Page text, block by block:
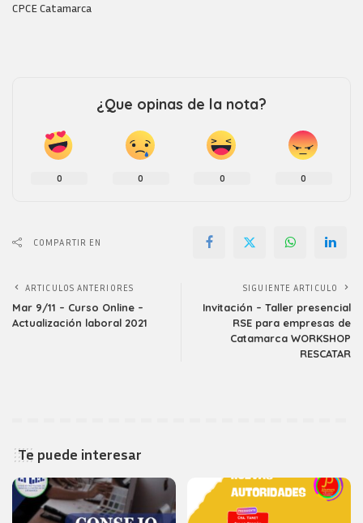
CPCE Catamarca
¿Que opinas de la nota?
0 0 0 0
COMPARTIR EN
ARTICULOS ANTERIORES
Mar 9/11 – Curso Online –
Actualización laboral 2021
SIGUIENTE ARTICULO
Invitación – Taller presencial
RSE para empresas de
Catamarca WORKSHOP
RESCATAR
Te puede interesar